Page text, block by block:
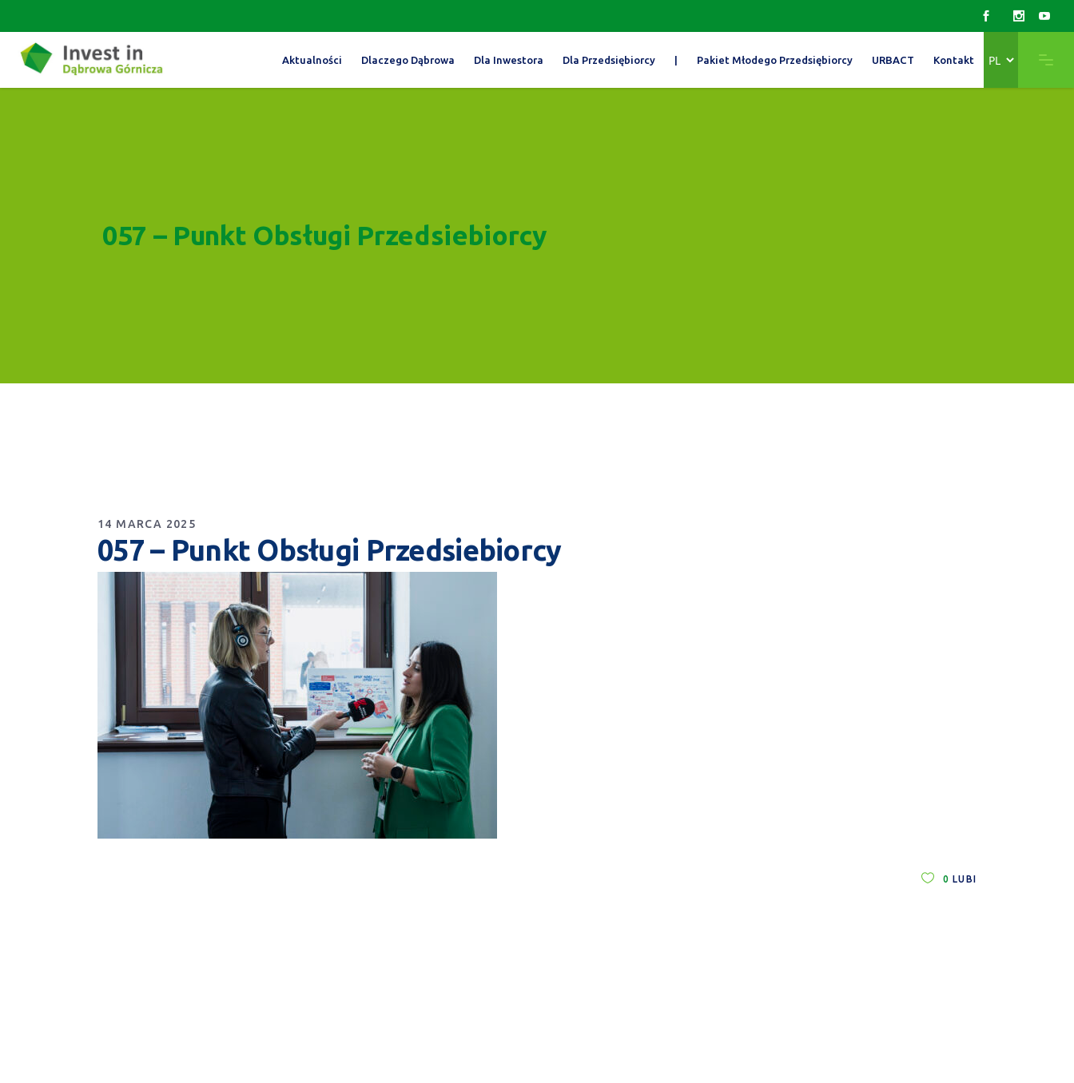
Aktualności Dlaczego Dąbrowa Dla Inwestora Dla Przedsiębiorcy | Pakiet Młodego Przedsiębiorcy URBACT Kontakt
język
057 – Punkt Obsługi Przedsiebiorcy
14 MARCA 2025
057 – Punkt Obsługi Przedsiebiorcy
0 LUBI